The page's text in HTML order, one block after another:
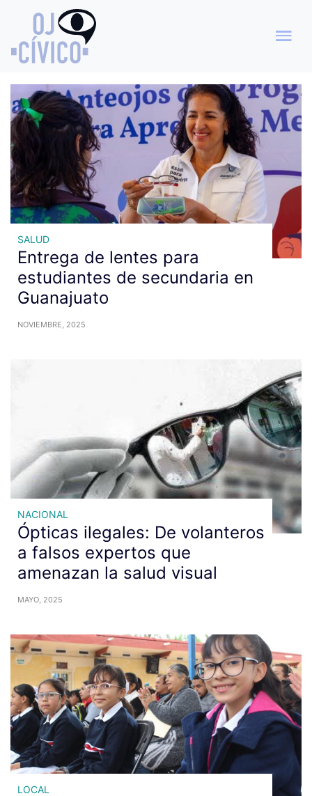
Archivo de etiquetas: salud
visual
SALUD
Entrega de lentes para
estudiantes de secundaria en
Guanajuato
NOVIEMBRE, 2025
NACIONAL
Ópticas ilegales: De volanteros
a falsos expertos que
amenazan la salud visual
MAYO, 2025
LOCAL